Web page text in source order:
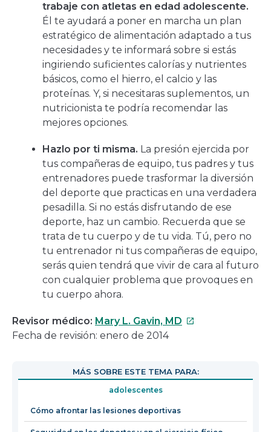
trabaje con atletas en edad adolescente.
Él te ayudará a poner en marcha un plan
estratégico de alimentación adaptado a tus
necesidades y te informará sobre si estás
ingiriendo suficientes calorías y nutrientes
básicos, como el hierro, el calcio y las
proteínas. Y, si necesitaras suplementos, un
nutricionista te podría recomendar las
mejores opciones.
Hazlo por ti misma. La presión ejercida por
tus compañeras de equipo, tus padres y tus
entrenadores puede trasformar la diversión
del deporte que practicas en una verdadera
pesadilla. Si no estás disfrutando de ese
deporte, haz un cambio. Recuerda que se
trata de tu cuerpo y de tu vida. Tú, pero no
tu entrenador ni tus compañeras de equipo,
serás quien tendrá que vivir de cara al futuro
con cualquier problema que provoques en
tu cuerpo ahora.
Revisor médico: Mary L. Gavin, MD Este
en
ventana
Fecha de revisión: enero de 2014
MÁS SOBRE ESTE TEMA PARA:
adolescentes
Cómo afrontar las lesiones deportivas